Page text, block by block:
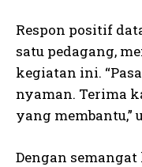
Respon positif
satu pedagang,
kegiatan ini.
nyaman. Terima
yang membantu,”
Dengan